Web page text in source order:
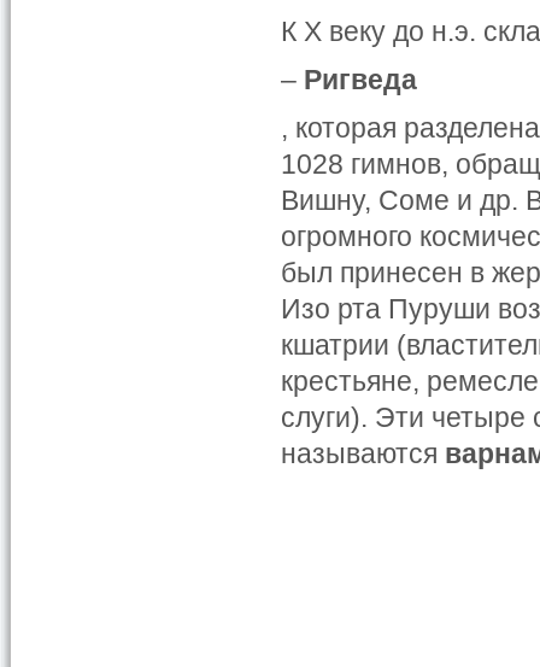
К X веку до н.э.
– Ригведа
, которая
1028 гимнов,
Вишну, Соме и др.
огромного
был принесен в
Изо рта Пуруши
кшатрии
крестьяне,
слуги). Эти четыре
называются